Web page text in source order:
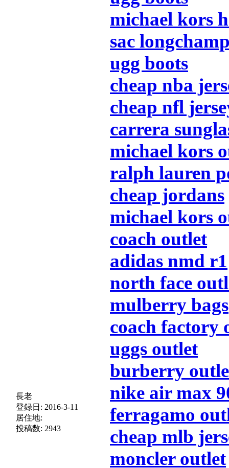
長老
登録日: 2016-3-11
居住地:
投稿数: 2943
michael kors
sac
ugg boots
cheap nba
cheap nfl
carrera
michael kors
ralph lauren
cheap jordans
michael kors
coach outlet
adidas nmd r1
north face
mulberry bags
coach factory
uggs outlet
burberry
nike air max
ferragamo
cheap mlb
moncler outlet